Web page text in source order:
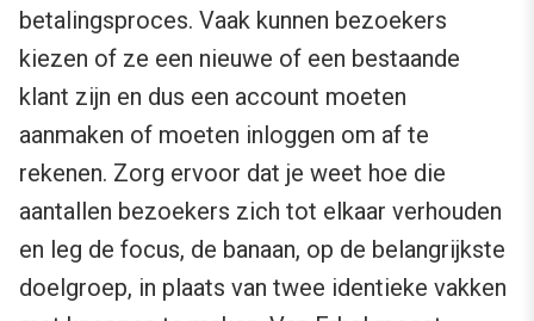
betalingsproces. Vaak kunnen bezoekers
kiezen of ze een nieuwe of een bestaande
klant zijn en dus een account moeten
aanmaken of moeten inloggen om af te
rekenen. Zorg ervoor dat je weet hoe die
aantallen bezoekers zich tot elkaar verhouden
en leg de focus, de banaan, op de belangrijkste
doelgroep, in plaats van twee identieke vakken